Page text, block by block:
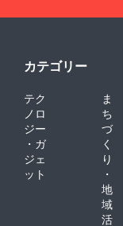
カテゴリー
テク
ノロ
ジー
・ガ
ジェ
ット
ま
ち
づ
く
り
・
地
域
活